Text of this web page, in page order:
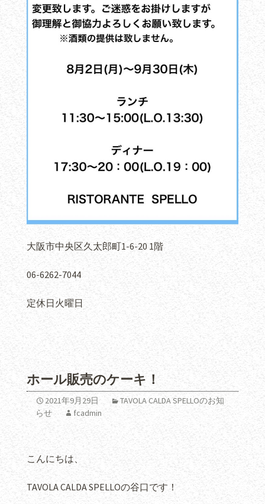
大阪市中央区久太郎町1-6-20 1階
06-6262-7044
定休日火曜日
ホール販売のケーキ！
2021年9月29日
TAVOLA CALDA SPELLOのお知
らせ
fcadmin
こんにちは、
TAVOLA CALDA SPELLOの谷口です！